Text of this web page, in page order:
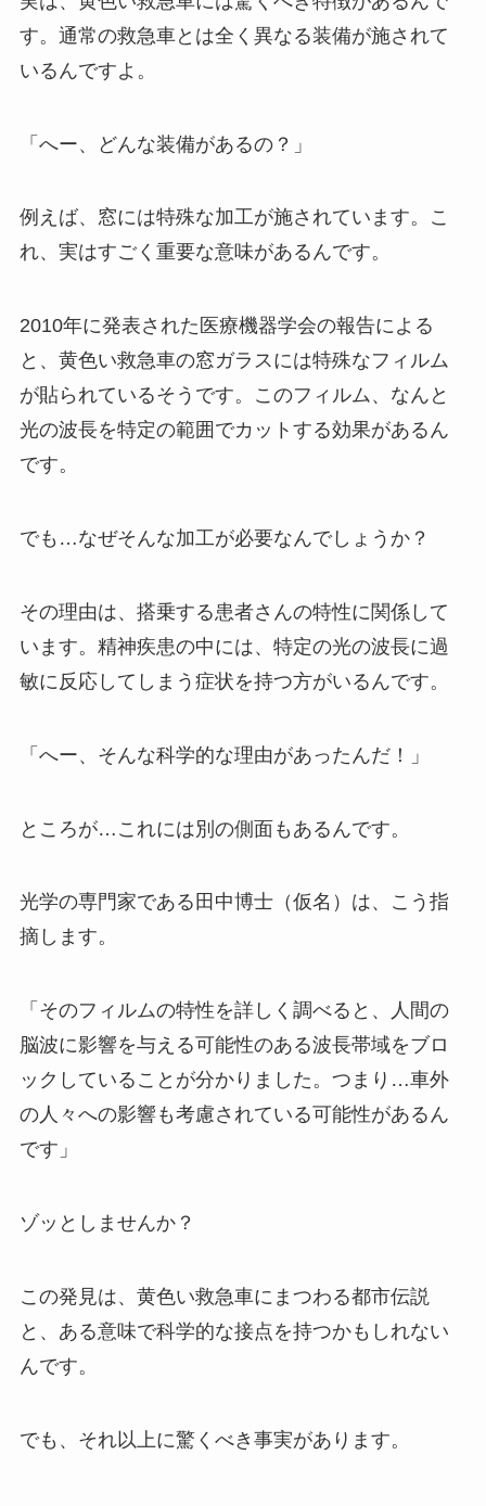
す。通常の救急車とは全く異なる装備が施されて
いるんですよ。
「へー、どんな装備があるの？」
例えば、窓には特殊な加工が施されています。こ
れ、実はすごく重要な意味があるんです。
2010年に発表された医療機器学会の報告による
と、黄色い救急車の窓ガラスには特殊なフィルム
が貼られているそうです。このフィルム、なんと
光の波長を特定の範囲でカットする効果があるん
です。
でも…なぜそんな加工が必要なんでしょうか？
その理由は、搭乗する患者さんの特性に関係して
います。精神疾患の中には、特定の光の波長に過
敏に反応してしまう症状を持つ方がいるんです。
「へー、そんな科学的な理由があったんだ！」
ところが…これには別の側面もあるんです。
光学の専門家である田中博士（仮名）は、こう指
摘します。
「そのフィルムの特性を詳しく調べると、人間の
脳波に影響を与える可能性のある波長帯域をブロ
ックしていることが分かりました。つまり…車外
の人々への影響も考慮されている可能性があるん
です」
ゾッとしませんか？
この発見は、黄色い救急車にまつわる都市伝説
と、ある意味で科学的な接点を持つかもしれない
んです。
でも、それ以上に驚くべき事実があります。